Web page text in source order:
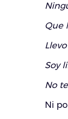
Que
Soy
No
Ni